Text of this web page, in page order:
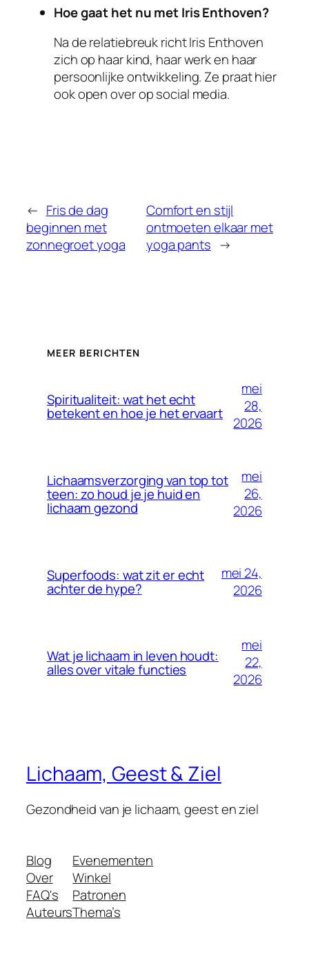
Hoe gaat het nu met Iris Enthoven?
Na de relatiebreuk richt Iris Enthoven
zich op haar kind, haar werk en haar
persoonlijke ontwikkeling. Ze praat hier
ook open over op social media.
← Fris de dag
beginnen met
zonnegroet yoga
Comfort en stijl
ontmoeten elkaar met
yoga pants →
MEER BERICHTEN
Spiritualiteit: wat het echt
betekent en hoe je het ervaart
mei
28,
2026
Lichaamsverzorging van top tot
teen: zo houd je je huid en
lichaam gezond
mei
26,
2026
Superfoods: wat zit er echt
achter de hype?
mei 24,
2026
Wat je lichaam in leven houdt:
alles over vitale functies
mei
22,
2026
Lichaam, Geest & Ziel
Gezondheid van je lichaam, geest en ziel
Blog
Over
FAQ's
Auteurs
Evenementen
Winkel
Patronen
Thema’s